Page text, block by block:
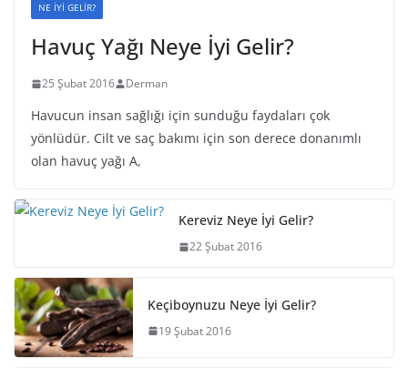
NE İYİ GELİR?
Havuç Yağı Neye İyi Gelir?
25 Şubat 2016 Derman
Havucun insan sağlığı için sunduğu faydaları çok
yönlüdür. Cilt ve saç bakımı için son derece donanımlı
olan havuç yağı A,
Kereviz Neye İyi Gelir?
22 Şubat 2016
Keçiboynuzu Neye İyi Gelir?
19 Şubat 2016